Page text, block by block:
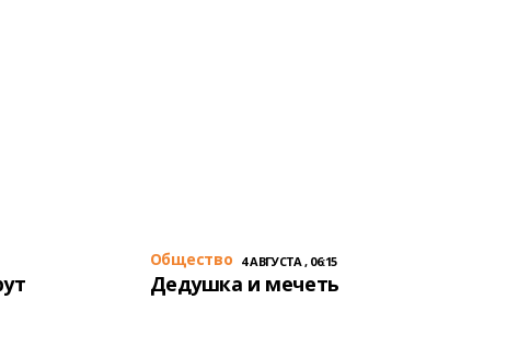
Общество 4 АВГУСТА , 06:15
Дедушка и мечеть